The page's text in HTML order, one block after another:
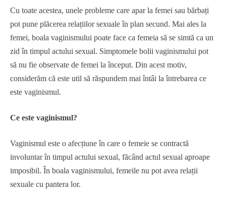
Cu toate acestea, unele probleme care apar la femei sau bărbați
pot pune plăcerea relațiilor sexuale în plan secund. Mai ales la
femei, boala vaginismului poate face ca femeia să se simtă ca un
zid în timpul actului sexual. Simptomele bolii vaginismului pot
să nu fie observate de femei la început. Din acest motiv,
considerăm că este util să răspundem mai întâi la întrebarea ce
este vaginismul.
Ce este vaginismul?
Vaginismul este o afecțiune în care o femeie se contractă
involuntar în timpul actului sexual, făcând actul sexual aproape
imposibil. În boala vaginismului, femeile nu pot avea relații
sexuale cu pantera lor.